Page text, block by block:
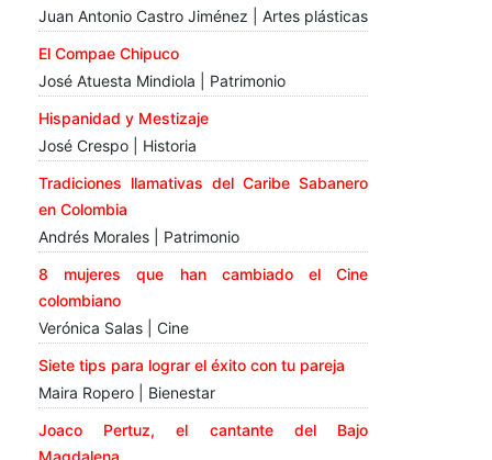
Juan Antonio Castro Jiménez | Artes plásticas
El Compae Chipuco
José Atuesta Mindiola | Patrimonio
Hispanidad y Mestizaje
José Crespo | Historia
Tradiciones llamativas del Caribe Sabanero
en Colombia
Andrés Morales | Patrimonio
8 mujeres que han cambiado el Cine
colombiano
Verónica Salas | Cine
Siete tips para lograr el éxito con tu pareja
Maira Ropero | Bienestar
Joaco Pertuz, el cantante del Bajo
Magdalena